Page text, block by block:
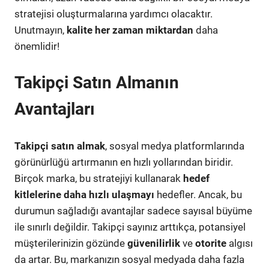
stratejisi oluşturmalarına yardımcı olacaktır.
Unutmayın, kalite her zaman miktardan daha
önemlidir!
Takipçi Satın Almanın
Avantajları
Takipçi satın almak, sosyal medya platformlarında
görünürlüğü artırmanın en hızlı yollarından biridir.
Birçok marka, bu stratejiyi kullanarak hedef
kitlelerine daha hızlı ulaşmayı hedefler. Ancak, bu
durumun sağladığı avantajlar sadece sayısal büyüme
ile sınırlı değildir. Takipçi sayınız arttıkça, potansiyel
müşterilerinizin gözünde güvenilirlik ve otorite algısı
da artar. Bu, markanızın sosyal medyada daha fazla